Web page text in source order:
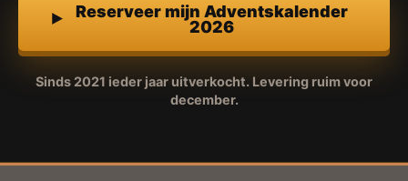
Reserveer mijn Adventskalender
2026
Sinds 2021 ieder jaar uitverkocht. Levering ruim voor
december.